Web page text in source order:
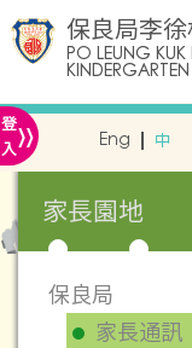
保良局李
PO LEUNG
KINDERGARTEN
登
入» Eng 中
家長園地
保良局
家長通訊